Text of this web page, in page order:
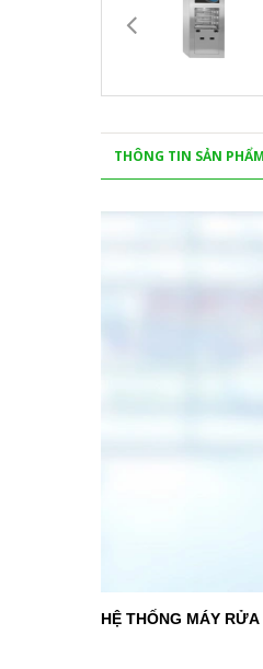
THÔNG TIN SẢN PHẨM
HỆ THỐNG MÁY